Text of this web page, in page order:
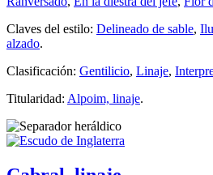
Claves del estilo: Delineado de sable,
alzado.
Clasificación: Gentilicio, Linaje,
Titularidad: Alpoim, linaje.